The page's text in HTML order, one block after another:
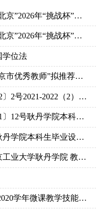
都大学生创业计划竞赛专项赛拟推荐项目的公示
都大学生创业计划竞赛主体赛拟推荐项目的公示
学位法
秀教师”拟推荐名单的公示
2022（2）期初教学检查通知
院本科毕业设计（论文）抽检办法
科生毕业设计（论文）工作规范
丹学院 教学成果奖评选结果的公示
年微课教学技能大赛的通知